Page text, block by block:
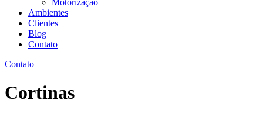
Motorização
Ambientes
Clientes
Blog
Contato
Contato
Cortinas